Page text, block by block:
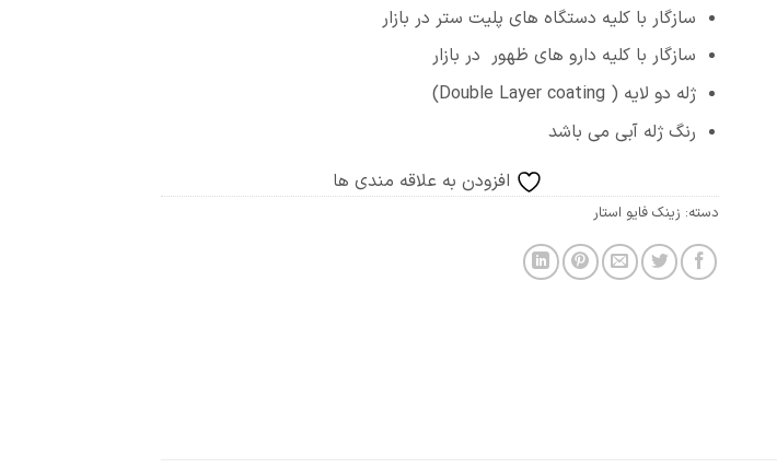
سازگار با کلیه دستگاه های پلیت ستر در بازار
سازگار با کلیه دارو های ظهور در بازار
ژله دو لایه ( Double Layer coating)
رنگ ژله آبی می باشد
افزودن به علاقه مندی ها
دسته: زینک فایو استار